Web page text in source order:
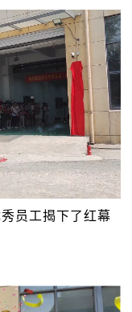
员工揭下了红幕